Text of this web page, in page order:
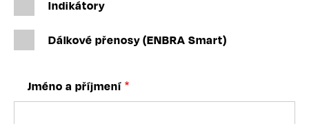
Indikátory
Dálkové přenosy (ENBRA Smart)
Jméno a příjmení